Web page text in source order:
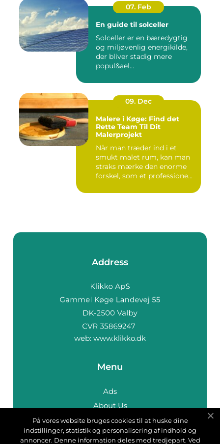
07. Feb
En guide til solceller
Solceller er en bæredygtig
og miljøvenlig energikilde,
der bliver stadig mere
popul&ael...
09. Dec
Malere i Køge: Find det
Rette Team Til Dit
Malerprojekt
Når man træder ind i et
smukt malet rum, kan man
straks mærke den enorme
forskel, som et professione...
Address
web: www.klikko.dk
Menu
Ads
About Us
Cookies
Contact
På vores website bruges cookies til at huske dine
indstillinger, statistik og personalisering af indhold og
annoncer. Denne information deles med tredjepart. Ved